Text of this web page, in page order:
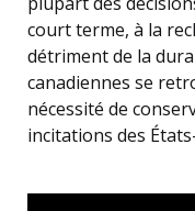
court terme, à la
détriment de la
canadiennes se
nécessité de
incitations des